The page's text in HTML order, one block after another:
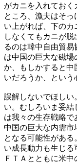
がカニを入れておく
ところ、漁夫はそ
い上がれば、下の
しなくてもカニが
るのは韓中自由貿
は中国の巨大な磁場
か、もしかすると中
いだろうか、という
誤解しないでほしい
い。むしろいま妥結
は我々の生存戦略で
中国の巨大な内需市
となる可能性があ
い成長動力も生じ
ＦＴＡとともに米